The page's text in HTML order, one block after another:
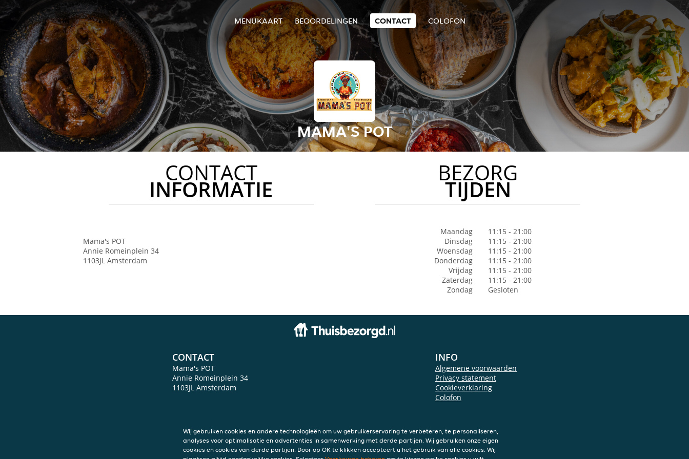
MENUKAART BEOORDELINGEN CONTACT COLOFON
MAMA'S POT
CONTACT
INFORMATIE
Mama's POT
Annie Romeinplein 34
1103JL Amsterdam
BEZORG
TIJDEN
Maandag
11:15 - 21:00
Dinsdag
11:15 - 21:00
Woensdag
11:15 - 21:00
Donderdag
11:15 - 21:00
Vrijdag
11:15 - 21:00
Zaterdag
11:15 - 21:00
Zondag
Gesloten
CONTACT
Mama's POT
Annie Romeinplein 34
1103JL Amsterdam
INFO
Algemene voorwaarden
Privacy statement
Cookieverklaring
Colofon
Wij gebruiken cookies en andere technologieën om uw gebruikerservaring te verbeteren, te personaliseren,
analyses voor optimalisatie en advertenties in samenwerking met derde partijen. Wij gebruiken onze eigen
cookies en cookies van derde partijen. Door op OK te klikken accepteert u het gebruik van alle cookies. Wij